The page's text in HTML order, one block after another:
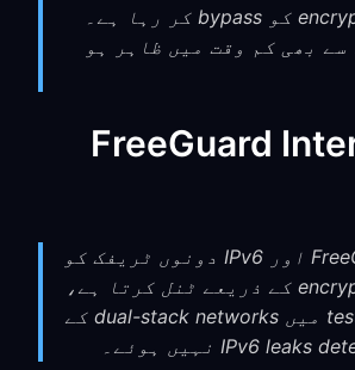
encrypted connection کو bypass کر رہا ہے۔
سیکنڈ سے بھی کم وقت میں ظاہر ہو
FreeGuard
FreeGuard VPN IPv4 اور IPv6 دونوں ٹریفک کو
encrypted connection کے ذریعے ٹنل کرتا ہے،
اور ہماری testing میں dual-stack networks کے